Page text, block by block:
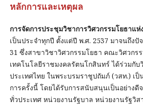
หลักการและเหตุผล
การจัดการประชุมวิชาการวิศวกรรมโยธาแห่
เป็นประจำทุกปี ตั้งแต่ปี พ.ศ. 2537 มาจนถึง
31 ซึ่งสาขาวิชาวิศวกรรมโยธา คณะวิศวกร
เทคโนโลยีราชมงคลรัตนโกสินทร์ ได้ร่วมกับ
ประเทศไทย ในพระบรมราชูปถัมภ์ (วสท.) เป็
การครั้งนี้ โดยได้รับการสนับสนุนเป็นอย่างดี
ทั่วประเทศ หน่วยงานรัฐบาล หน่วยงานรัฐวิ